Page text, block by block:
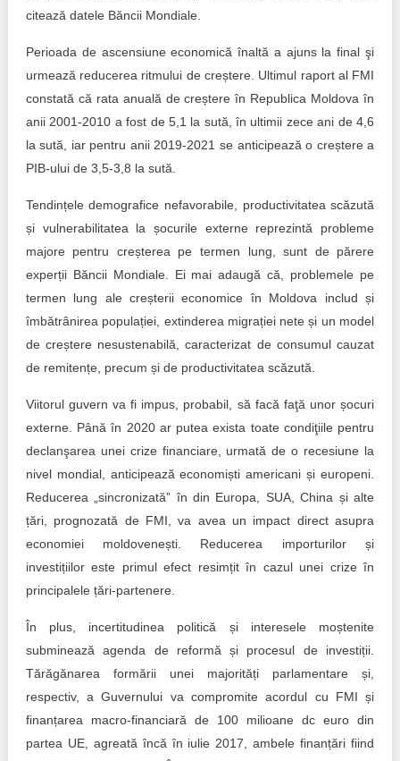
citează datele Băncii Mondiale.
Perioada de ascensiune economică înaltă a ajuns la final şi
urmează reducerea ritmului de creștere. Ultimul raport al FMI
constată că rata anuală de creștere în Republica Moldova în
anii 2001-2010 a fost de 5,1 la sută, în ultimii zece ani de 4,6
la sută, iar pentru anii 2019-2021 se anticipează o creștere a
PIB-ului de 3,5-3,8 la sută.
Tendințele demografice nefavorabile, productivitatea scăzută
și vulnerabilitatea la șocurile externe reprezintă probleme
majore pentru creșterea pe termen lung, sunt de părere
experții Băncii Mondiale. Ei mai adaugă că, problemele pe
termen lung ale creșterii economice în Moldova includ și
îmbătrânirea populației, extinderea migrației nete și un model
de creștere nesustenabilă, caracterizat de consumul cauzat
de remitențe, precum și de productivitatea scăzută.
Viitorul guvern va fi impus, probabil, să facă faţă unor șocuri
externe. Până în 2020 ar putea exista toate condiţiile pentru
declanşarea unei crize financiare, urmată de o recesiune la
nivel mondial, anticipează economiști americani și europeni.
Reducerea „sincronizată” în din Europa, SUA, China și alte
țări, prognozată de FMI, va avea un impact direct asupra
economiei moldovenești. Reducerea importurilor și
investițiilor este primul efect resimțit în cazul unei crize în
principalele țări-partenere.
În plus, incertitudinea politică și interesele moștenite
subminează agenda de reformă și procesul de investiții.
Tărăgănarea formării unei majorități parlamentare și,
respectiv, a Guvernului va compromite acordul cu FMI și
finanțarea macro-financiară de 100 milioane dc euro din
partea UE, agreată încă în iulie 2017, ambele finanțări fiind